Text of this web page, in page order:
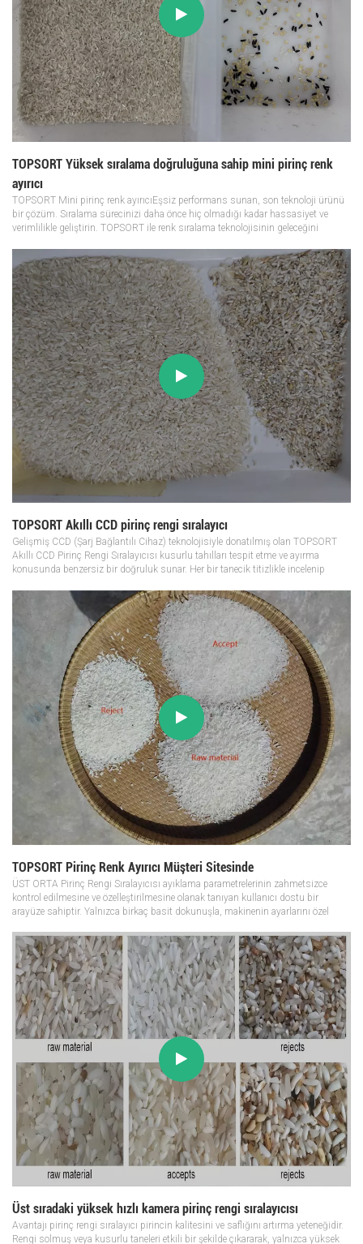
TOPSORT Yüksek sıralama doğruluğuna sahip mini pirinç renk
ayırıcı
TOPSORT Mini pirinç renk ayırıcıEşsiz performans sunan, son teknoloji ürünü
bir çözüm. Sıralama sürecinizi daha önce hiç olmadığı kadar hassasiyet ve
verimlilikle geliştirin. TOPSORT ile renk sıralama teknolojisinin geleceğini
TOPSORT Akıllı CCD pirinç rengi sıralayıcı
Gelişmiş CCD (Şarj Bağlantılı Cihaz) teknolojisiyle donatılmış olan TOPSORT
Akıllı CCD Pirinç Rengi Sıralayıcısı kusurlu tahılları tespit etme ve ayırma
konusunda benzersiz bir doğruluk sunar. Her bir tanecik titizlikle incelenip
TOPSORT Pirinç Renk Ayırıcı Müşteri Sitesinde
ÜST ORTA Pirinç Rengi Sıralayıcısı ayıklama parametrelerinin zahmetsizce
kontrol edilmesine ve özelleştirilmesine olanak tanıyan kullanıcı dostu bir
arayüze sahiptir. Yalnızca birkaç basit dokunuşla, makinenin ayarlarını özel
Üst sıradaki yüksek hızlı kamera pirinç rengi sıralayıcısı
Avantajı pirinç rengi sıralayıcı pirincin kalitesini ve saflığını artırma yeteneğidir.
Rengi solmuş veya kusurlu taneleri etkili bir şekilde çıkararak, yalnızca yüksek